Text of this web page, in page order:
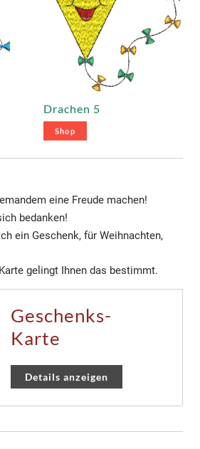
Drachen 5
Shop
eine Freude machen!
bedanken!
ein Geschenk, für Weihnachten,
gelingt Ihnen das bestimmt.
Geschenks-
Karte
Details anzeigen